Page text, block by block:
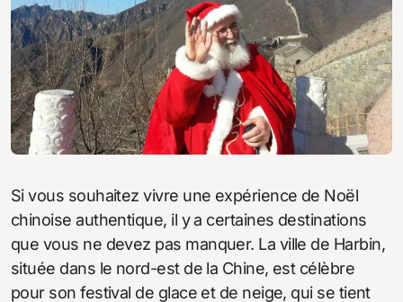
Si vous souhaitez vivre une expérience de Noël
chinoise authentique, il y a certaines destinations
que vous ne devez pas manquer. La ville de Harbin,
située dans le nord-est de la Chine, est célèbre
pour son festival de glace et de neige, qui se tient